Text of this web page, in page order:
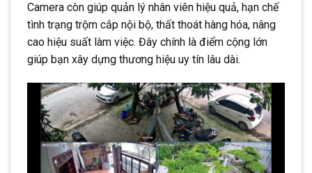
Camera còn giúp quản lý nhân viên hiệu quả, hạn chế
tình trạng trộm cắp nội bộ, thất thoát hàng hóa, nâng
cao hiệu suất làm việc. Đây chính là điểm cộng lớn
giúp bạn xây dựng thương hiệu uy tín lâu dài.